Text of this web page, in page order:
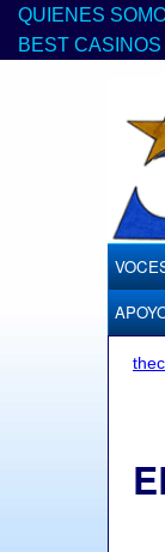
QUIENES
BEST